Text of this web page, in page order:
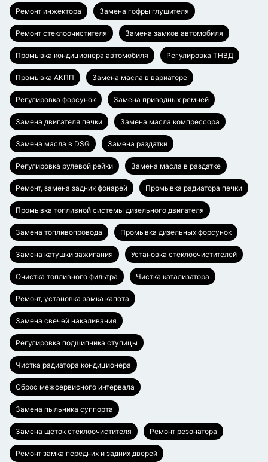
Ремонт инжектора Замена гофры глушителя
Ремонт стеклоочистителя Замена замков автомобиля
Промывка кондиционера автомобиля Регулировка ТНВД
Промывка АКПП Замена масла в вариаторе
Регулировка форсунок Замена приводных ремней
Замена двигателя печки Замена масла компрессора
Замена масла в DSG Замена раздатки
Регулировка рулевой рейки Замена масла в раздатке
Ремонт, замена задних фонарей Промывка радиатора печки
Промывка топливной системы дизельного двигателя
Замена топливопровода Промывка дизельных форсунок
Замена катушки зажигания Установка стеклоочистителей
Очистка топливного фильтра Чистка катализатора
Ремонт, установка замка капота
Замена свечей накаливания
Регулировка подшипника ступицы
Чистка радиатора кондиционера
Сброс межсервисного интервала
Замена пыльника суппорта
Замена щеток стеклоочистителя Ремонт резонатора
Ремонт замка передних и задних дверей